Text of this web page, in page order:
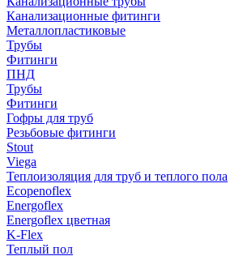
Канализационные фитинги
Металлопластиковые
Трубы
Фитинги
ПНД
Трубы
Фитинги
Гофры для труб
Резьбовые фитинги
Stout
Viega
Теплоизоляция для труб и теплого пола
Ecopenoflex
Energoflex
Energoflex цветная
K-Flex
Теплый пол